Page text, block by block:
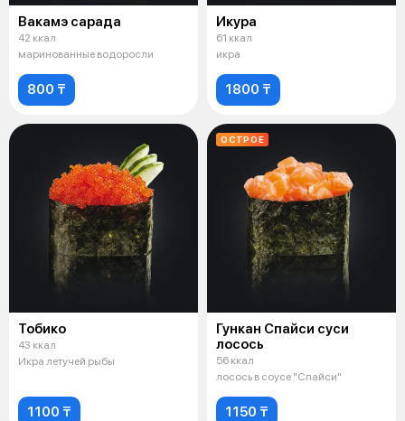
Вакамэ сарада
42 ккал
маринованные водоросли
800 ₸
Икура
61 ккал
икра
1800 ₸
Тобико
43 ккал
Икра летучей рыбы
1100 ₸
ОСТРОЕ
Гункан Спайси суси
лосось
56 ккал
лосось в соусе "Спайси"
1150 ₸